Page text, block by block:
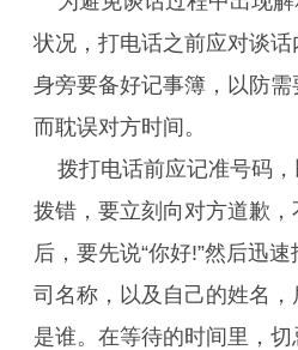
状况，打电话之前应对谈
身旁要备好记事簿，以防
而耽误对方时间。
拨打电话前应记准号码
拨错，要立刻向对方道歉
后，要先说“你好!”然后迅
司名称，以及自己的姓名
是谁。在等待的时间里，